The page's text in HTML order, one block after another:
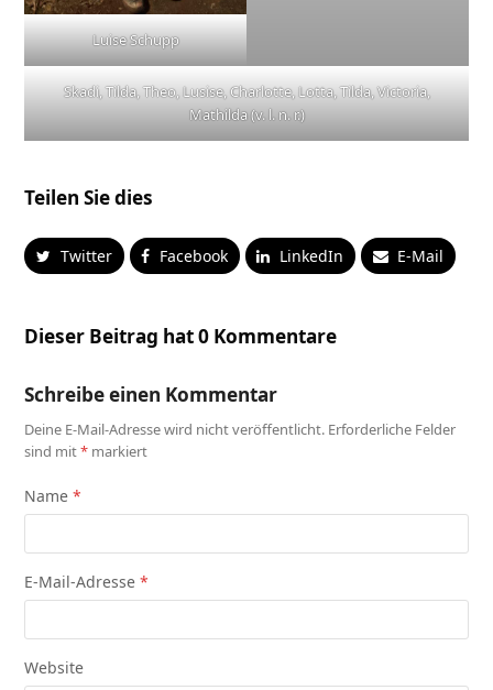
Luise Schupp
Skadi, Tilda, Theo, Lusise, Charlotte, Lotta, Tilda, Victoria,
Mathilda (v. l. n. r.)
Teilen Sie dies
Twitter Facebook LinkedIn E-Mail
Dieser Beitrag hat 0 Kommentare
Schreibe einen Kommentar
Deine E-Mail-Adresse wird nicht veröffentlicht. Erforderliche Felder
sind mit* markiert
Name*
E-Mail-Adresse*
Website